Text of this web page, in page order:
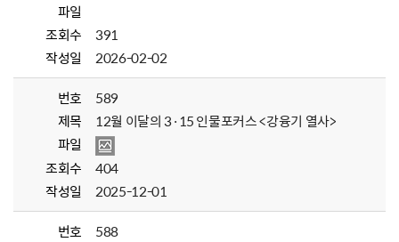
파일
조회수
391
작성일
2026-02-02
번호
589
제목
12월 이달의 3·15 인물포커스 <강융기 열사>
파일
조회수
404
작성일
2025-12-01
번호
588